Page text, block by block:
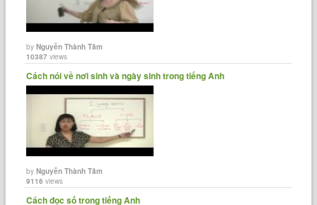
byNguyễn Thành Tâm
10387 views
Cách nói về nơi sinh và ngày sinh trong tiếng Anh
byNguyễn Thành Tâm
9116 views
Cách đọc số trong tiếng Anh